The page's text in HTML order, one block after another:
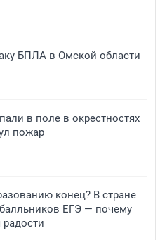
БПЛА в Омской области
в поле в окрестностях
пожар
конец? В стране
ЕГЭ — почему